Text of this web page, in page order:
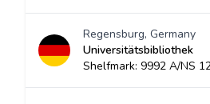
Regensburg, Germany
Universitätsbibliothek
Shelfmark: 9992 A/NS